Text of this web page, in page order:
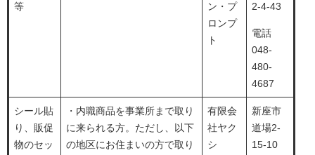
等
ン・プ
ロンプ
ト
2-4-43
電話
048-
480-
4687
シール貼
り、販促
物のセッ
・内職商品を事業所まで取り
に来られる方。ただし、以下
の地区にお住まいの方で取り
有限会
社ヤク
シ
新座市
道場2-
15-10